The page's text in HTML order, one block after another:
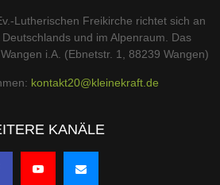
Lutherischen Freikirche richtet sich an
und im Alpenraum. Das
i.A. (Ebnetstr. 1, 88239 Wangen)
kontakt20@kleinekraft.de
KANÄLE